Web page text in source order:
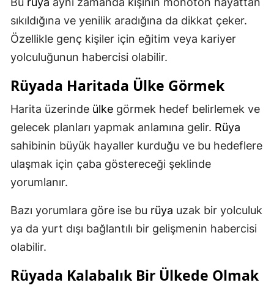
sıkıldığına ve yenilik aradığına da dikkat çeker.
Özellikle genç kişiler için eğitim veya kariyer
yolculuğunun habercisi olabilir.
Rüyada Haritada Ülke Görmek
Harita üzerinde ülke görmek hedef belirlemek ve
gelecek planları yapmak anlamına gelir. Rüya
sahibinin büyük hayaller kurduğu ve bu hedeflere
ulaşmak için çaba göstereceği şeklinde
yorumlanır.
Bazı yorumlara göre ise bu rüya uzak bir yolculuk
ya da yurt dışı bağlantılı bir gelişmenin habercisi
olabilir.
Rüyada Kalabalık Bir Ülkede Olmak